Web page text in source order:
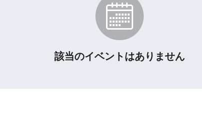
該当のイベントはありません